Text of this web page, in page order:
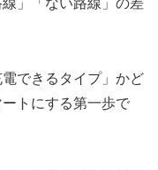
」「ない路線」の差
できるタイプ」かど
トにする第一歩で